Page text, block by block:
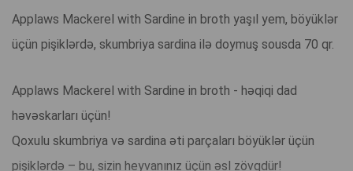
Applaws Mackerel with Sardine in broth yaşıl yem, böyüklər
üçün pişiklərdə, skumbriya sardina ilə doymuş sousda 70 qr.
Applaws Mackerel with Sardine in broth - həqiqi dad
həvəskarları üçün!
Qoxulu skumbriya və sardina əti parçaları böyüklər üçün
pişiklərdə – bu, sizin heyvanınız üçün əsl zövqdür!